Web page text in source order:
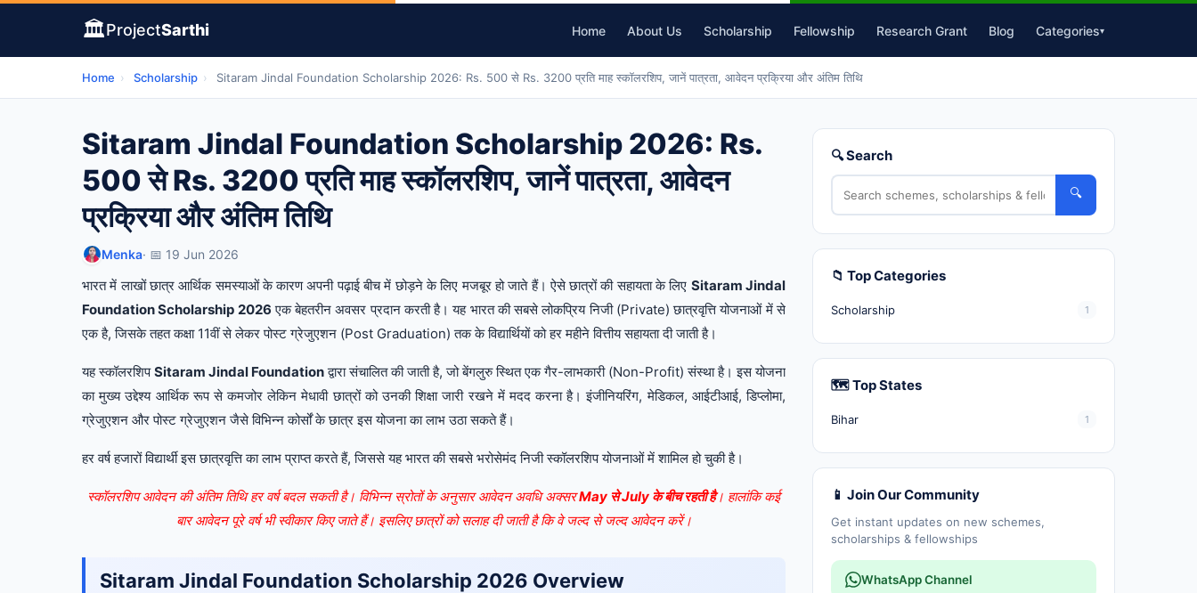
🏛️ProjectSarthi Home About Us Scholarship Fellowship Research Grant Blog Categories▾
Home › Scholarship › Sitaram Jindal Foundation Scholarship 2026: Rs. 500 से Rs. 3200 प्रति माह स्कॉलरशिप, जानें पात्रता, आवेदन प्रक्रिया और अंतिम तिथि
Sitaram Jindal Foundation Scholarship 2026: Rs.
500 से Rs. 3200 प्रति माह स्कॉलरशिप, जानें पात्रता, आवेदन
प्रक्रिया और अंतिम तिथि
Menka· 📅 19 Jun 2026
भारत में लाखों छात्र आर्थिक समस्याओं के कारण अपनी पढ़ाई बीच में छोड़ने के लिए मजबूर हो जाते हैं। ऐसे छात्रों की सहायता के लिए Sitaram Jindal
Foundation Scholarship 2026 एक बेहतरीन अवसर प्रदान करती है। यह भारत की सबसे लोकप्रिय निजी (Private) छात्रवृत्ति योजनाओं में से
एक है, जिसके तहत कक्षा 11वीं से लेकर पोस्ट ग्रेजुएशन (Post Graduation) तक के विद्यार्थियों को हर महीने वित्तीय सहायता दी जाती है।
यह स्कॉलरशिपSitaram Jindal Foundationद्वारा संचालित की जाती है, जो बेंगलुरु स्थित एक गैर-लाभकारी (Non-Profit) संस्था है। इस योजना
का मुख्य उद्देश्य आर्थिक रूप से कमजोर लेकिन मेधावी छात्रों को उनकी शिक्षा जारी रखने में मदद करना है। इंजीनियरिंग, मेडिकल, आईटीआई, डिप्लोमा,
ग्रेजुएशन और पोस्ट ग्रेजुएशन जैसे विभिन्न कोर्सों के छात्र इस योजना का लाभ उठा सकते हैं।
हर वर्ष हजारों विद्यार्थी इस छात्रवृत्ति का लाभ प्राप्त करते हैं, जिससे यह भारत की सबसे भरोसेमंद निजी स्कॉलरशिप योजनाओं में शामिल हो चुकी है।
स्कॉलरशिप आवेदन की अंतिम तिथि हर वर्ष बदल सकती है। विभिन्न स्रोतों के अनुसार आवेदन अवधि अक्सरMay से July के बीच रहती है। हालांकि कई
बार आवेदन पूरे वर्ष भी स्वीकार किए जाते हैं। इसलिए छात्रों को सलाह दी जाती है कि वे जल्द से जल्द आवेदन करें।
Sitaram Jindal Foundation Scholarship 2026 Overview
🔍 Search
🔍
📁 Top Categories
Scholarship 1
🗺️ Top States
Bihar 1
📱 Join Our Community
Get instant updates on new schemes,
scholarships & fellowships
WhatsApp Channel